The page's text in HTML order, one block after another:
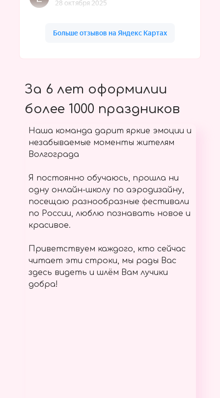
За 6 лет оформилии
более 1000 праздников
Наша команда дарит яркие эмоции и
незабываемые моменты жителям
Волгограда
Я постоянно обучаюсь, прошла ни
одну онлайн-школу по аэродизайну,
посещаю разнообразные фестивали
по России, люблю познавать новое и
красивое.
Приветствуем каждого, кто сейчас
читает эти строки, мы рады Вас
здесь видеть и шлём Вам лучики
добра!